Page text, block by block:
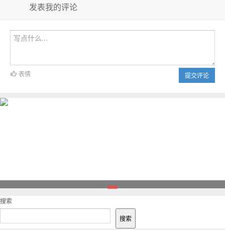
发表我的评论
提交评论
表情
搜索
搜索